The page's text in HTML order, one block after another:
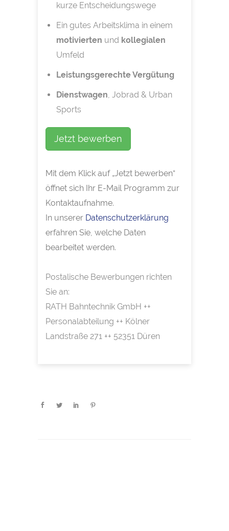
kurze Entscheidungswege
Ein gutes Arbeitsklima in einem
motivierten und kollegialen
Umfeld
Leistungsgerechte Vergütung
Dienstwagen, Jobrad & Urban
Sports
Jetzt bewerben
Mit dem Klick auf „Jetzt bewerben“
öffnet sich Ihr E-Mail Programm zur
Kontaktaufnahme.
In unserer Datenschutzerklärung
erfahren Sie, welche Daten
bearbeitet werden.
Postalische Bewerbungen richten
Sie an:
RATH Bahntechnik GmbH ++
Personalabteilung ++ Kölner
Landstraße 271 ++ 52351 Düren